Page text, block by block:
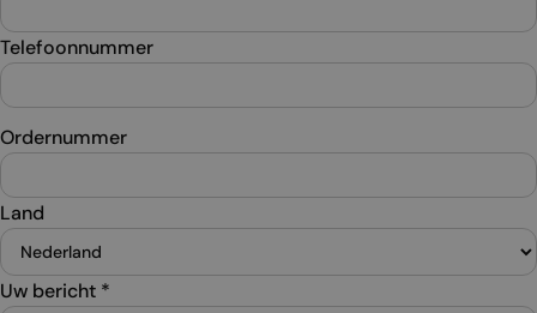
Telefoonnummer
Ordernummer
Land
Uw bericht *